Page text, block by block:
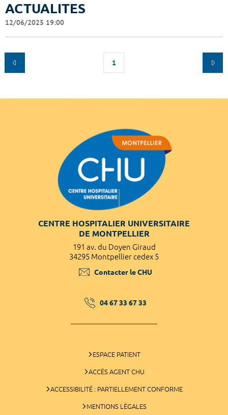
ACTUALITES
12/06/2025 19:00
1
CENTRE HOSPITALIER UNIVERSITAIRE
DE MONTPELLIER
191 av. du Doyen Giraud
34295 Montpellier cedex 5
Contacter le CHU
04 67 33 67 33
ESPACE PATIENT
ACCÈS AGENT CHU
ACCESSIBILITÉ : PARTIELLEMENT CONFORME
MENTIONS LÉGALES